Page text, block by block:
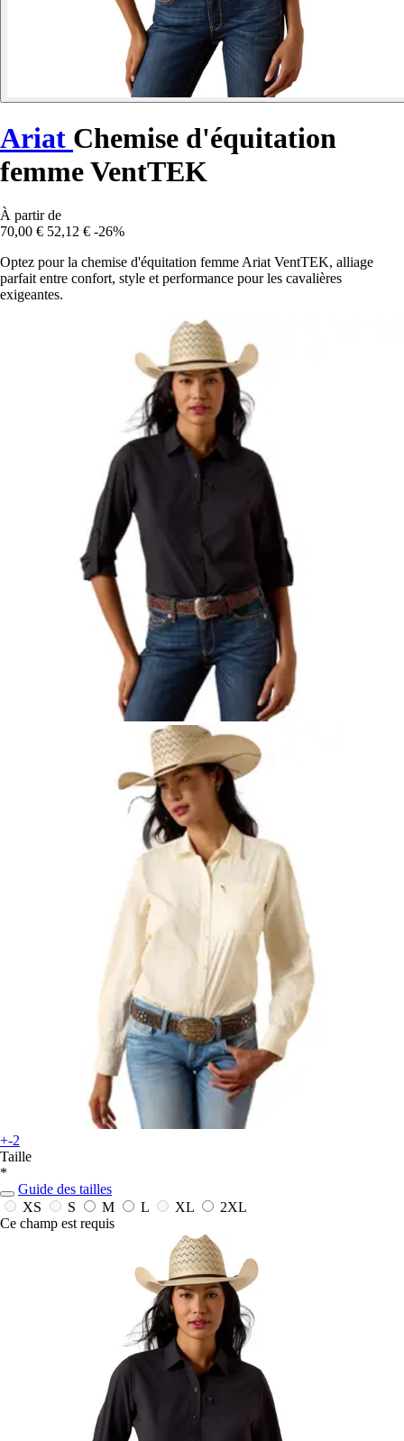
Ariat Chemise d'équitation
femme VentTEK
À partir de
70,00 € 52,12 € -26%
Optez pour la chemise d'équitation femme Ariat VentTEK, alliage
parfait entre confort, style et performance pour les cavalières
exigeantes.
+-2
Taille
*
Guide des tailles
XS
S M L XL
2XL
Ce champ est requis